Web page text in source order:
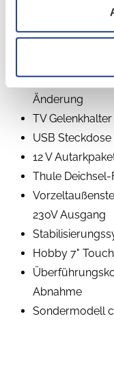
Auflastung
Änderung
TV
USB Steckdose
12 V
Thule
230V Ausgang
Hobby 7"
Abnahme
Sondermodell